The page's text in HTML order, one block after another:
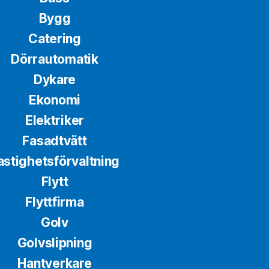
Bygg
Catering
Dörrautomatik
Dykare
Ekonomi
Elektriker
Fasadtvätt
Flytt
Flyttfirma
Golv
Golvslipning
Hantverkare